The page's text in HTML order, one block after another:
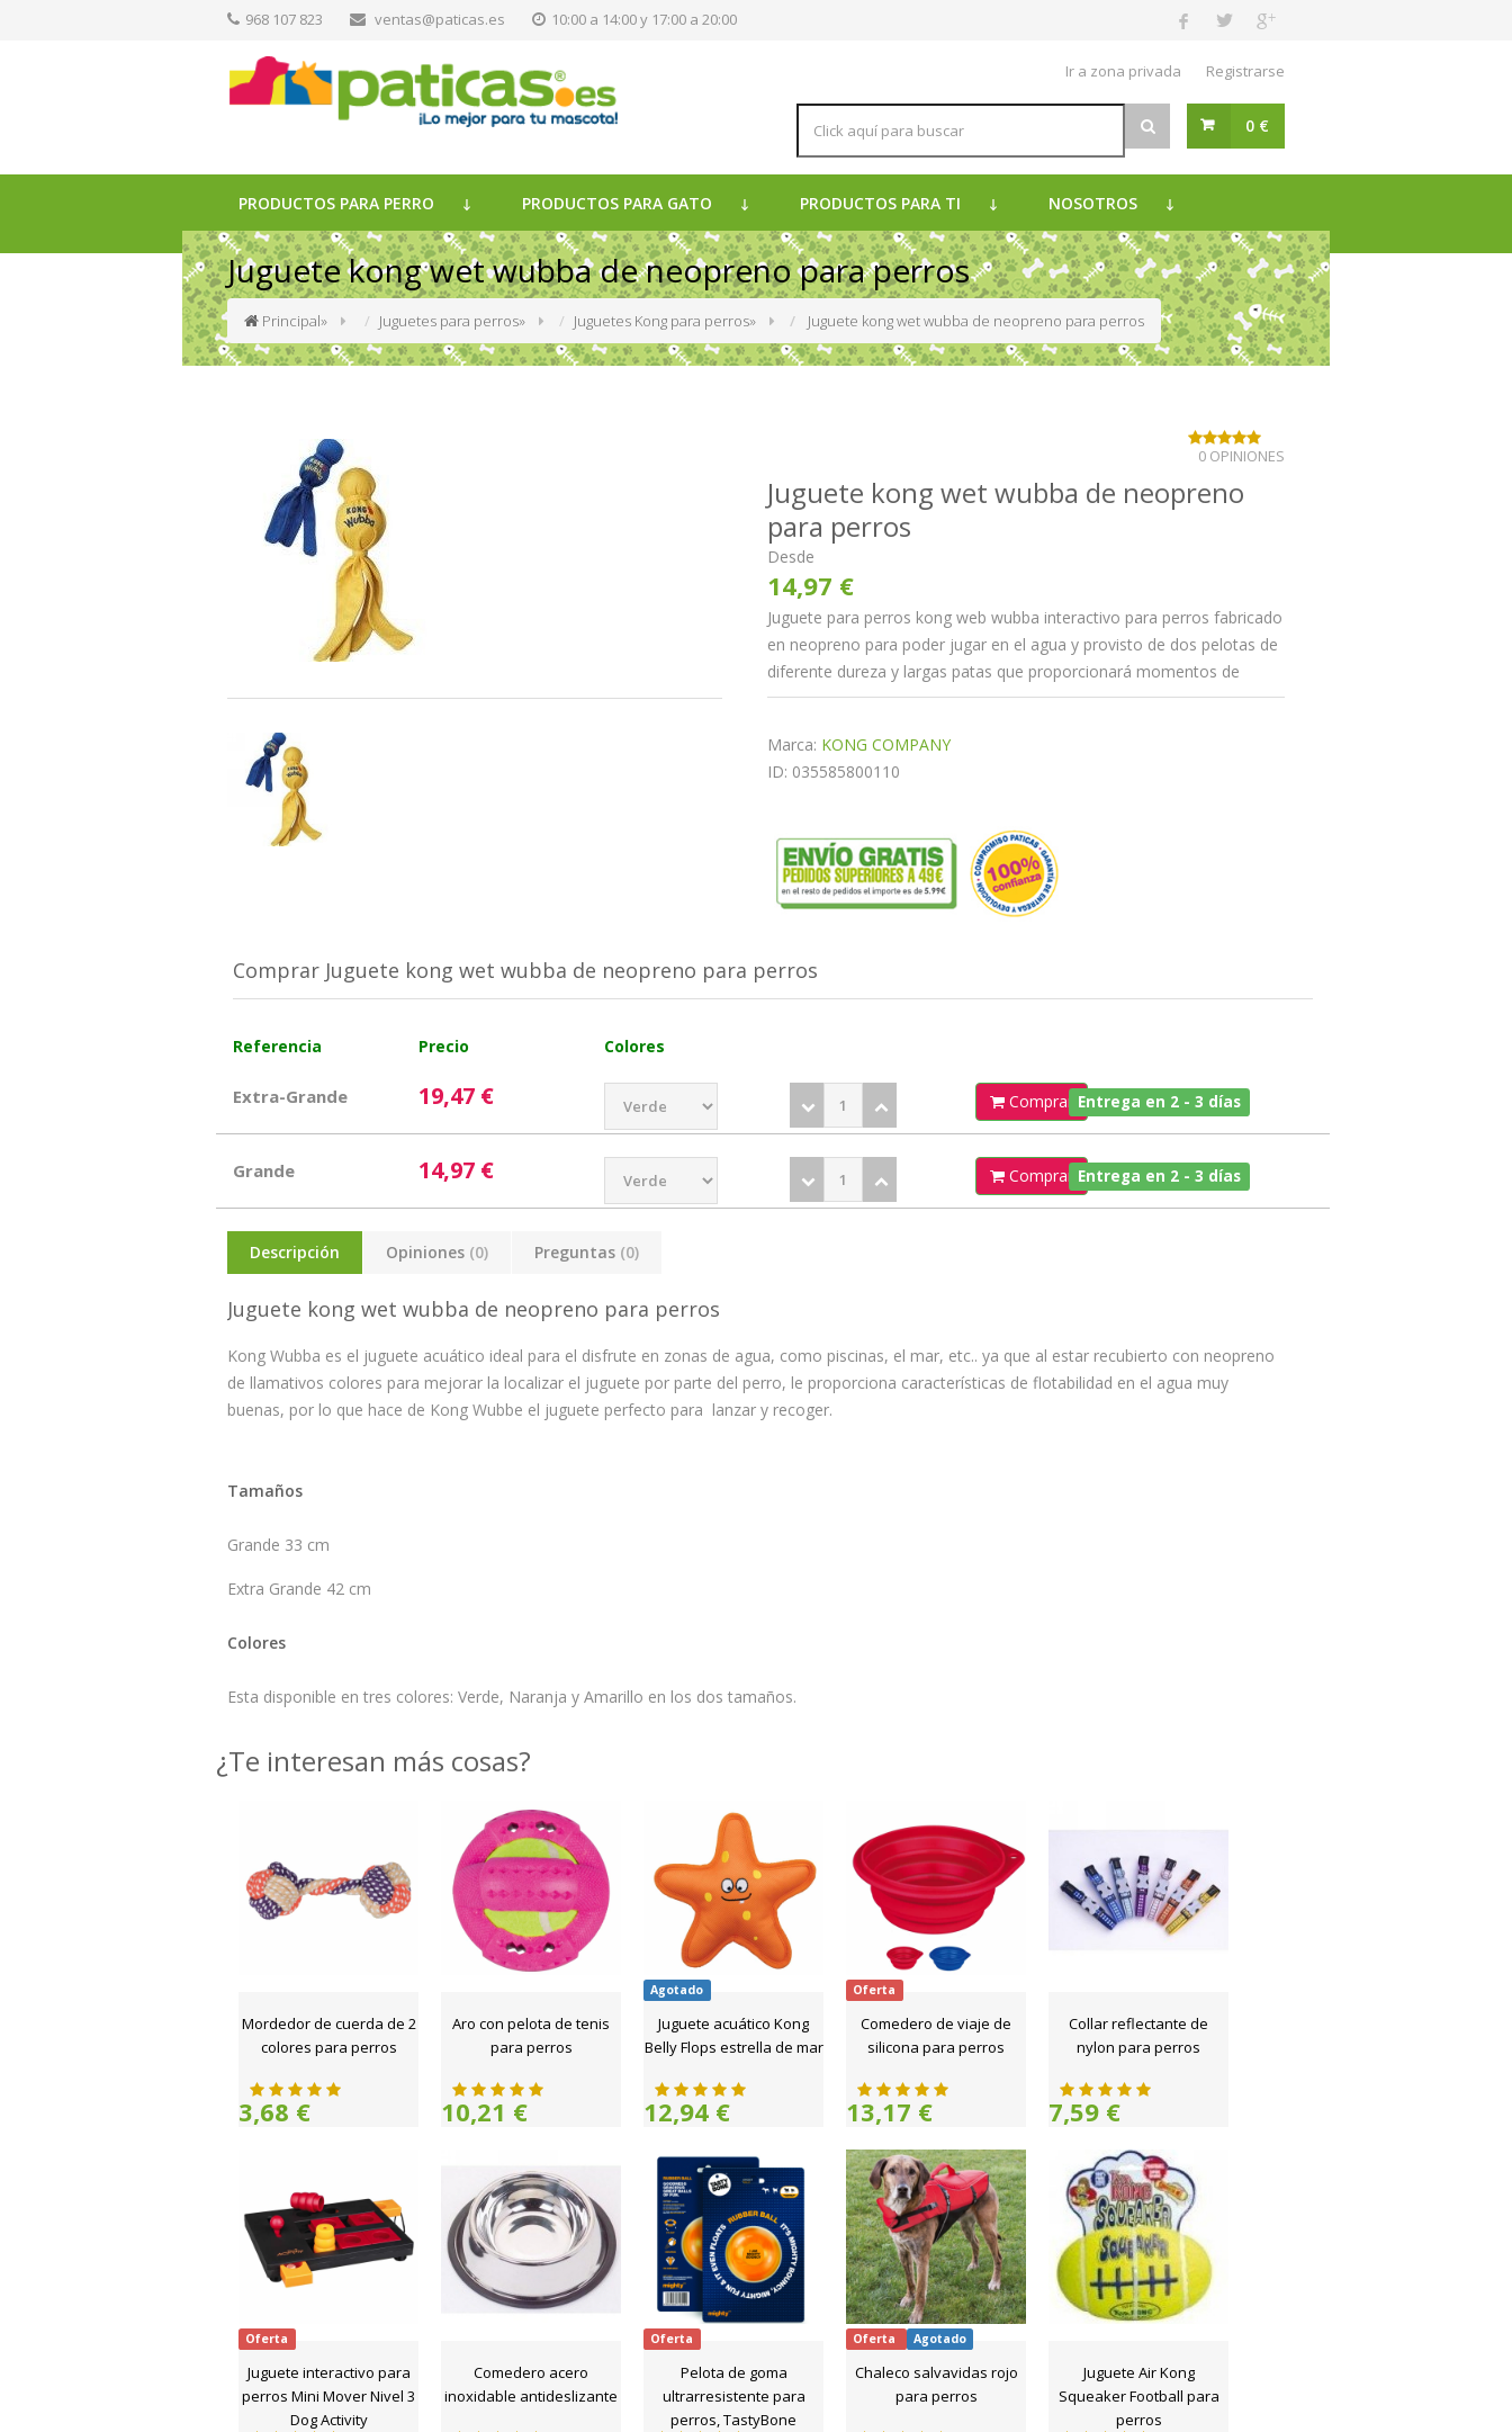
968 107 823 ventas@paticas.es 10:00 a 14:00 y 17:00 a 20:00
Ir a zona privada Registrarse
0 €
PRODUCTOS PARA PERRO PRODUCTOS PARA GATO PRODUCTOS PARA TI NOSOTROS
Juguete kong wet wubba de neopreno para perros
Principal» Juguetes para perros» Juguetes Kong para perros» Juguete kong wet wubba de neopreno para perros
Juguete kong wet wubba de neopreno
para perros
Desde
14,97 €
0 OPINIONES
Juguete para perros kong web wubba interactivo para perros fabricado
en neopreno para poder jugar en el agua y provisto de dos pelotas de
diferente dureza y largas patas que proporcionará momentos de
Marca: KONG COMPANY
ID: 035585800110
Comprar Juguete kong wet wubba de neopreno para perros
Referencia Precio Colores
Extra-Grande 19,47 € Comprar Entrega en 2 - 3 días
Grande 14,97 € Comprar Entrega en 2 - 3 días
Descripción Opiniones (0) Preguntas (0)
Juguete kong wet wubba de neopreno para perros
Kong Wubba es el juguete acuático ideal para el disfrute en zonas de agua, como piscinas, el mar, etc.. ya que al estar recubierto con neopreno
de llamativos colores para mejorar la localizar el juguete por parte del perro, le proporciona características de flotabilidad en el agua muy
buenas, por lo que hace de Kong Wubbe el juguete perfecto para lanzar y recoger.
Tamaños
Grande 33 cm
Extra Grande 42 cm
Colores
Esta disponible en tres colores: Verde, Naranja y Amarillo en los dos tamaños.
¿Te interesan más cosas?
Mordedor de cuerda de 2
colores para perros
3,68 €
Aro con pelota de tenis
para perros
10,21 €
Agotado
Juguete acuático Kong
Belly Flops estrella de mar
12,94 €
Oferta
Comedero de viaje de
silicona para perros
13,17 €
Collar reflectante de
nylon para perros
7,59 €
Oferta
Juguete interactivo para
perros Mini Mover Nivel 3
Dog Activity
Comedero acero
inoxidable antideslizante
Oferta
Pelota de goma
ultrarresistente para
perros, TastyBone
Oferta Agotado
Chaleco salvavidas rojo
para perros
Juguete Air Kong
Squeaker Football para
perros